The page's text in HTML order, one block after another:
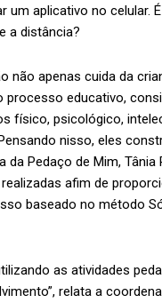
um aplicativo no celular.
a distância?
não apenas cuida da
processo educativo,
físico, psicológico,
nisso, eles
Pedaço de Mim, Tânia
afim de
baseado no método
as atividades
relata a